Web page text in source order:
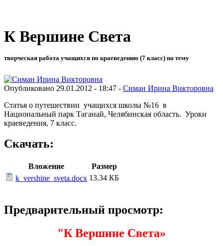
К Вершине Света
творческая работа учащихся по краеведению (7 класс) на тему
Опубликовано 29.01.2012 - 18:47 - Симан Ирина Викторовна
Статья о путешествии учащихся школы №16 в
Национальный парк Таганай, Челябинская область. Уроки
краеведения, 7 класс.
Скачать:
Вложение
Размер
k_vershine_sveta.docx 13.34 КБ
Предварительный просмотр:
"К Вершине Света»